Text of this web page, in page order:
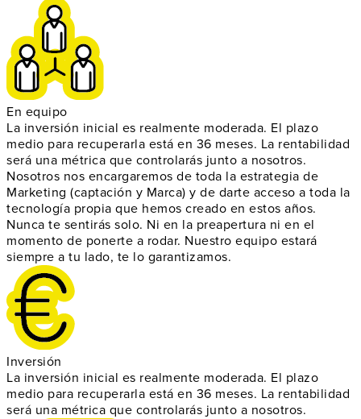
En equipo
La inversión inicial es realmente moderada. El plazo
medio para recuperarla está en 36 meses. La rentabilidad
será una métrica que controlarás junto a nosotros.
Nosotros nos encargaremos de toda la estrategia de
Marketing (captación y Marca) y de darte acceso a toda la
tecnología propia que hemos creado en estos años.
Nunca te sentirás solo. Ni en la preapertura ni en el
momento de ponerte a rodar. Nuestro equipo estará
siempre a tu lado, te lo garantizamos.
Inversión
La inversión inicial es realmente moderada. El plazo
medio para recuperarla está en 36 meses. La rentabilidad
será una métrica que controlarás junto a nosotros.